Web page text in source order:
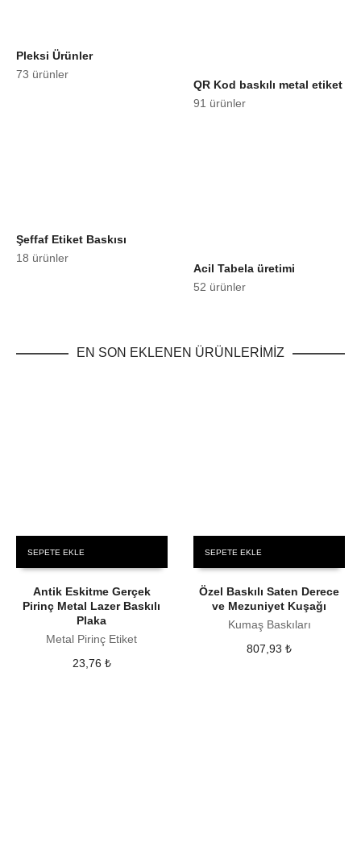
Pleksi Ürünler
73 ürünler
QR Kod baskılı metal etiket
91 ürünler
Şeffaf Etiket Baskısı
18 ürünler
Acil Tabela üretimi
52 ürünler
EN SON EKLENEN ÜRÜNLERİMİZ
SEPETE EKLE
Antik Eskitme Gerçek
Pirinç Metal Lazer Baskılı
Plaka
Metal Pirinç Etiket
23,76 ₺
SEPETE EKLE
Özel Baskılı Saten Derece
ve Mezuniyet Kuşağı
Kumaş Baskıları
807,93₺